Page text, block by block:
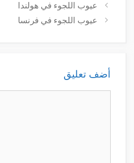
عيوب اللجوء في هولندا
عيوب اللجوء في فرنسا
أضف تعليق